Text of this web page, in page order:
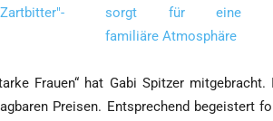
Frau­en“ hat Gabi Spit­zer
Prei­sen. Ent­spre­chend begeis­tert